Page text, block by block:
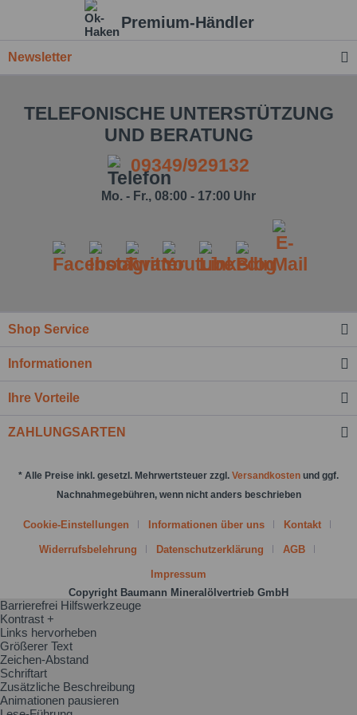
Ich habe dieDatenschutzbestimmungzur
Kenntnis genommen.*
Premium-Händler
Newsletter
TELEFONISCHE UNTERSTÜTZUNG
UND BERATUNG
09349/929132
Mo. - Fr., 08:00 - 17:00 Uhr
Shop Service
Informationen
Ihre Vorteile
ZAHLUNGSARTEN
* Alle Preise inkl. gesetzl. Mehrwertsteuer zzgl. Versandkosten und ggf.
Nachnahmegebühren, wenn nicht anders beschrieben
Cookie-Einstellungen Informationen über uns Kontakt
Widerrufsbelehrung Datenschutzerklärung AGB
Impressum
Copyright Baumann Mineralölvertrieb GmbH
Barrierefrei Hilfswerkzeuge
Kontrast +
Links hervorheben
Größerer Text
Zeichen-Abstand
Schriftart
Zusätzliche Beschreibung
Animationen pausieren